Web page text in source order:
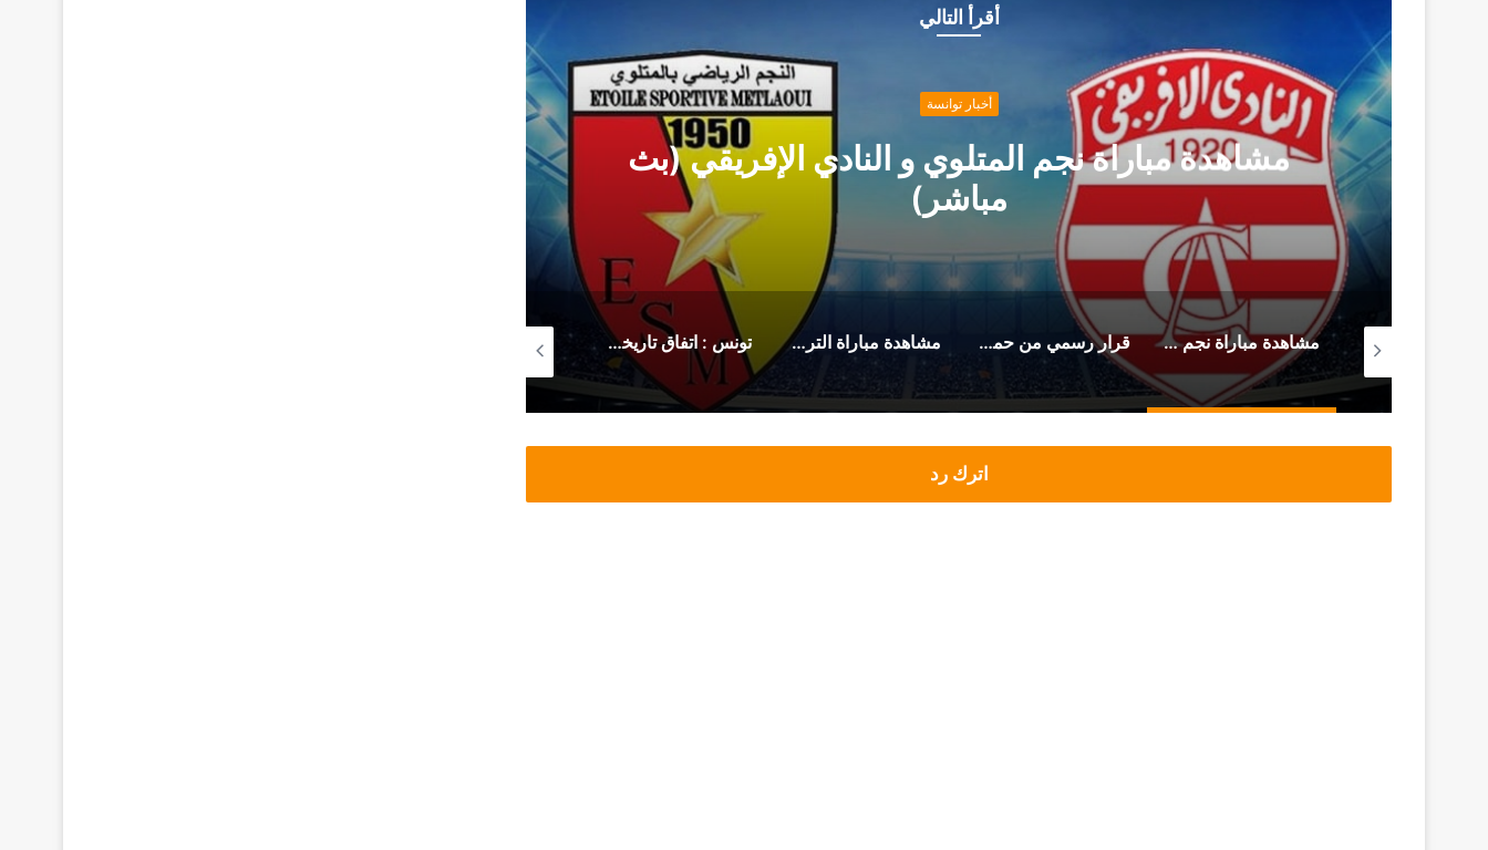
أقرأ التالي
أخبار توانسة
مشاهدة مباراة نجم المتلوي و النادي الإفريقي (بث
مباشر)
مشاهدة مباراة نجم المتلوي و النادي الإفريقي (بث مباشر) قرار رسمي من حمدي المدب بخصوص ماهر الكنزاري مشاهدة مباراة الترجي الرياضي صن داونز (بث مباشر) تونس : اتفاق تاريخي لزيادة أجور وتحسين منح هؤلاء
اترك رد